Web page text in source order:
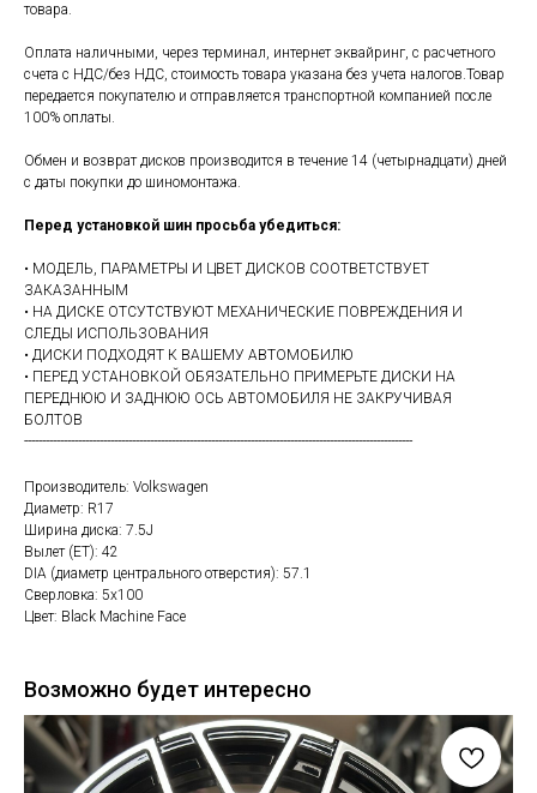
товара.
Оплата наличными, через терминал, интернет эквайринг, с расчетного
счета с НДС/без НДС, стоимость товара указана без учета налогов.Товар
передается покупателю и отправляется транспортной компанией после
100% оплаты.
Обмен и возврат дисков производится в течение 14 (четырнадцати) дней
с даты покупки до шиномонтажа.
Перед установкой шин просьба убедиться:
• МОДЕЛЬ, ПАРАМЕТРЫ И ЦВЕТ ДИСКОВ СООТВЕТСТВУЕТ
ЗАКАЗАННЫМ
• НА ДИСКЕ ОТСУТСТВУЮТ МЕХАНИЧЕСКИЕ ПОВРЕЖДЕНИЯ И
СЛЕДЫ ИСПОЛЬЗОВАНИЯ
• ДИСКИ ПОДХОДЯТ К ВАШЕМУ АВТОМОБИЛЮ
• ПЕРЕД УСТАНОВКОЙ ОБЯЗАТЕЛЬНО ПРИМЕРЬТЕ ДИСКИ НА
ПЕРЕДНЮЮ И ЗАДНЮЮ ОСЬ АВТОМОБИЛЯ НЕ ЗАКРУЧИВАЯ
БОЛТОВ
------------------------------------------------------------------------------------------------------------
Производитель: Volkswagen
Диаметр: R17
Ширина диска: 7.5J
Вылет (ET): 42
DIA (диаметр центрального отверстия): 57.1
Сверловка: 5х100
Цвет: Black Machine Face
Возможно будет интересно